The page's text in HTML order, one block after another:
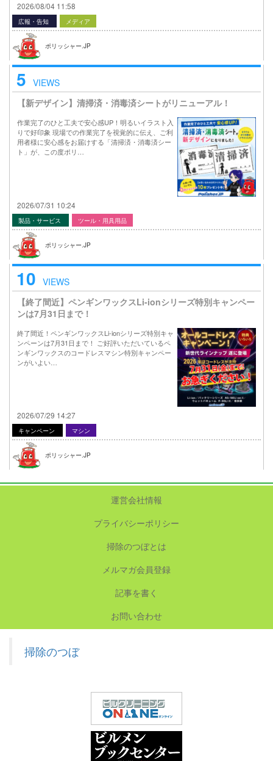
2026/08/04 11:58
広報・告知 メディア
ポリッシャー.JP
5 VIEWS
【新デザイン】清掃済・消毒済シートがリニューアル！
作業完了のひと工夫で安心感UP！明るいイラスト入
りで好印象 現場での作業完了を視覚的に伝え、ご利
用者様に安心感をお届けする「清掃済・消毒済シー
ト」が、この度ポリ…
2026/07/31 10:24
製品・サービス ツール・用具用品
ポリッシャー.JP
10 VIEWS
【終了間近】ペンギンワックスLi-ionシリーズ特別キャンペー
ンは7月31日まで！
終了間近！ペンギンワックスLi-ionシリーズ特別キャ
ンペーンは7月31日まで！ ご好評いただいているペ
ンギンワックスのコードレスマシン特別キャンペー
ンがいよい…
2026/07/29 14:27
キャンペーン マシン
ポリッシャー.JP
運営会社情報
プライバシーポリシー
掃除のつぼとは
メルマガ会員登録
記事を書く
お問い合わせ
掃除のつぼ